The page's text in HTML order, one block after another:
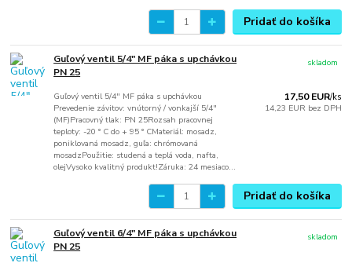
Pridať do košíka
Guľový ventil 5/4" MF páka s upchávkou
PN 25
Guľový ventil 5/4" MF páka s upchávkou
Prevedenie závitov: vnútorný / vonkajší 5/4"
(MF)Pracovný tlak: PN 25Rozsah pracovnej
teploty: -20 ° C do + 95 ° CMateriál: mosadz,
poniklovaná mosadz, guľa: chrómovaná
mosadzPoužitie: studená a teplá voda, nafta,
olejVysoko kvalitný produkt!Záruka: 24 mesiaco...
17,50 EUR/ks
14,23 EUR bez DPH
skladom
Pridať do košíka
Guľový ventil 6/4" MF páka s upchávkou
PN 25
skladom